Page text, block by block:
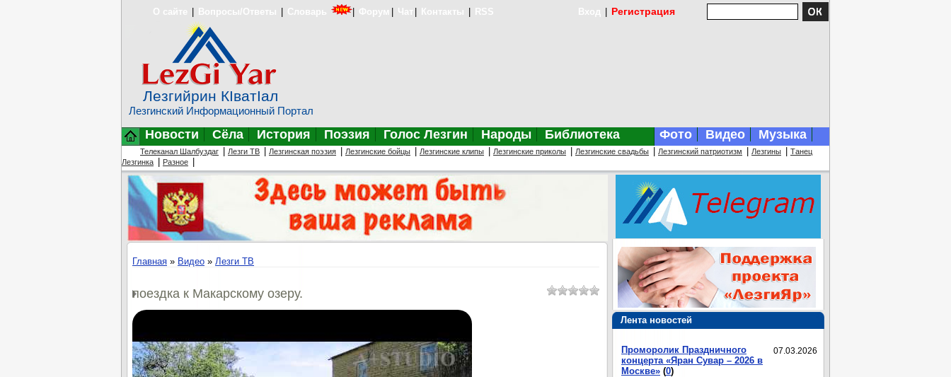
О сайте Вопросы/Ответы Словарь Форум Чат Контакты RSS Вход Регистрация
Лезгийрин КIватIал
Лезгинский Информационный Портал
Новости Сёла История Поэзия Голос Лезгин Народы Библиотека Фото Видео Музыка
Телеканал Шалбуздаг Лезги ТВ Лезгинская поэзия Лезгинские бойцы Лезгинские клипы Лезгинские приколы Лезгинские свадьбы Лезгинский патриотизм Лезгины
Танец
Лезгинка
Разное
Главная » Видео » Лезги ТВ
поездка к Макарскому озеру.
Лента новостей
07.03.2026
Проморолик Праздничного
концерта «Яран Сувар – 2026 в
Москве» (0)